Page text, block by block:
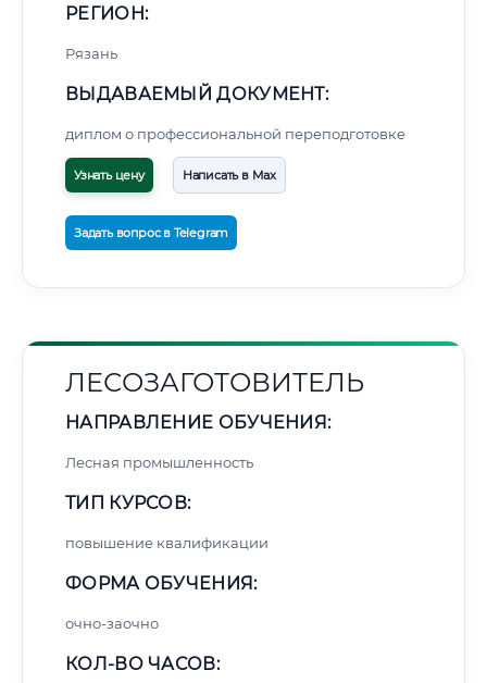
РЕГИОН:
Рязань
ВЫДАВАЕМЫЙ ДОКУМЕНТ:
диплом о профессиональной переподготовке
Узнать цену Написать в Max
Задать вопрос в Telegram
ЛЕСОЗАГОТОВИТЕЛЬ
НАПРАВЛЕНИЕ ОБУЧЕНИЯ:
Лесная промышленность
ТИП КУРСОВ:
повышение квалификации
ФОРМА ОБУЧЕНИЯ:
очно-заочно
КОЛ-ВО ЧАСОВ: